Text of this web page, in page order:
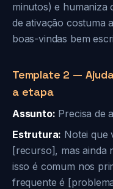
minutos) e humaniza
de ativação costuma
boas-vindas bem
Template 2 —
a etapa
Assunto: Precisa de
Estrutura: Notei que
[recurso], mas
isso é comum nos
frequente é